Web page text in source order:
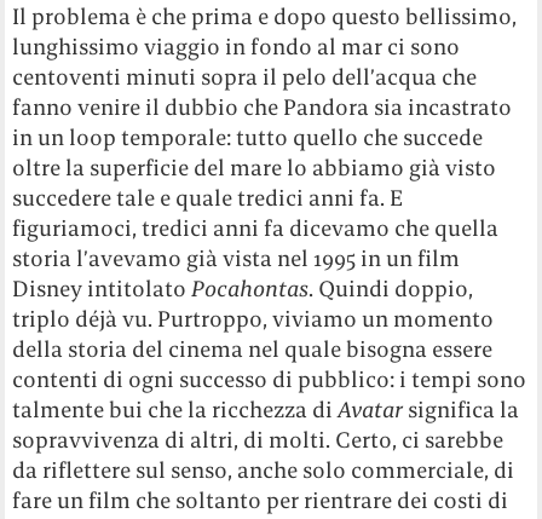
Il problema è che prima e dopo questo bellissimo,
lunghissimo viaggio in fondo al mar ci sono
centoventi minuti sopra il pelo dell’acqua che
fanno venire il dubbio che Pandora sia incastrato
in un loop temporale: tutto quello che succede
oltre la superficie del mare lo abbiamo già visto
succedere tale e quale tredici anni fa. E
figuriamoci, tredici anni fa dicevamo che quella
storia l’avevamo già vista nel 1995 in un film
Disney intitolatoPocahontas. Quindi doppio,
triplo déjà vu. Purtroppo, viviamo un momento
della storia del cinema nel quale bisogna essere
contenti di ogni successo di pubblico: i tempi sono
talmente bui che la ricchezza diAvatar significa la
sopravvivenza di altri, di molti. Certo, ci sarebbe
da riflettere sul senso, anche solo commerciale, di
fare un film che soltanto per rientrare dei costi di